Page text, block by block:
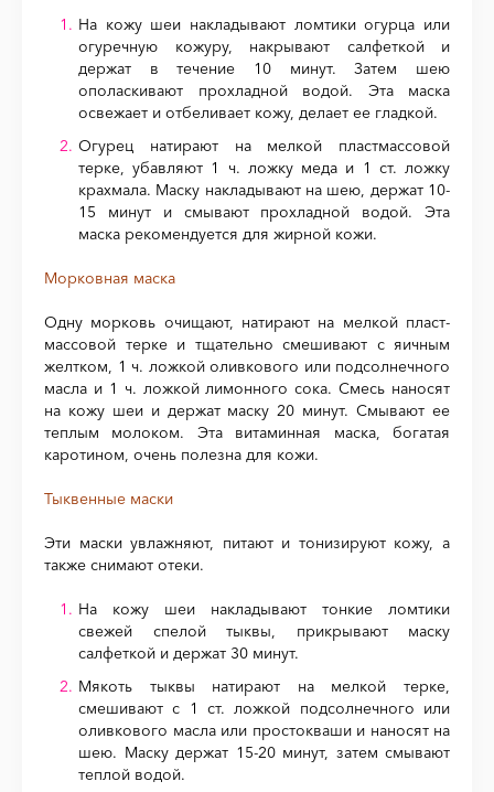
На кожу шеи накладывают ломтики огурца или
огуречную кожуру, накрывают салфеткой и
держат в течение 10 минут. Затем шею
ополаскивают прохладной водой. Эта маска
освежает и отбеливает кожу, делает ее гладкой.
Огурец натирают на мелкой пластмассовой
терке, убавляют 1 ч. ложку меда и 1 ст. ложку
крахмала. Маску накладывают на шею, держат 10-
15 минут и смывают прохладной водой. Эта
маска рекомендуется для жирной кожи.
Морковная маска
Одну морковь очищают, натирают на мелкой пласт-
массовой терке и тщательно смешивают с яичным
желтком, 1 ч. ложкой оливкового или подсолнечного
масла и 1 ч. ложкой лимонного сока. Смесь наносят
на кожу шеи и держат маску 20 минут. Смывают ее
теплым молоком. Эта витаминная маска, богатая
каротином, очень полезна для кожи.
Тыквенные маски
Эти маски увлажняют, питают и тонизируют кожу, а
также снимают отеки.
На кожу шеи накладывают тонкие ломтики
свежей спелой тыквы, прикрывают маску
салфеткой и держат 30 минут.
Мякоть тыквы натирают на мелкой терке,
смешивают с 1 ст. ложкой подсолнечного или
оливкового масла или простокваши и наносят на
шею. Маску держат 15-20 минут, затем смывают
теплой водой.